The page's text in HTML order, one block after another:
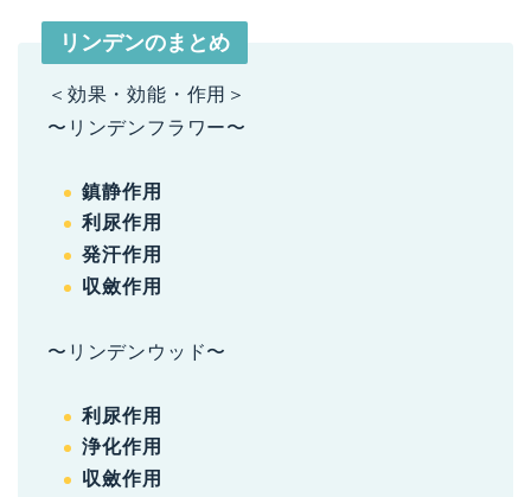
リンデンのまとめ
＜効果・効能・作用＞
〜リンデンフラワー〜
鎮静作用
利尿作用
発汗作用
収斂作用
〜リンデンウッド〜
利尿作用
浄化作用
収斂作用